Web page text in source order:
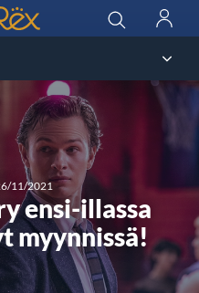
Haku
11/2021
ensi-illassa
myynnissä!